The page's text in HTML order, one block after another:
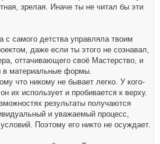
зрелая. Иначе ты не читал бы эти
самого детства управляла твоим
даже если ты этого не сознавал,
оттачивающего своё Мастерство, и
материальные формы.
что никому не бывает легко. У кого-
их использует и пробивается к верху.
результаты получаются
и уважаемый процесс,
Поэтому его никто не осуждает.